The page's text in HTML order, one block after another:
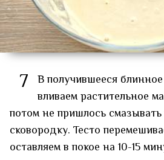
7 В получившееся
вливаем растительное
потом не пришлось
сковородку. Тесто
оставляем в покое на 10-15